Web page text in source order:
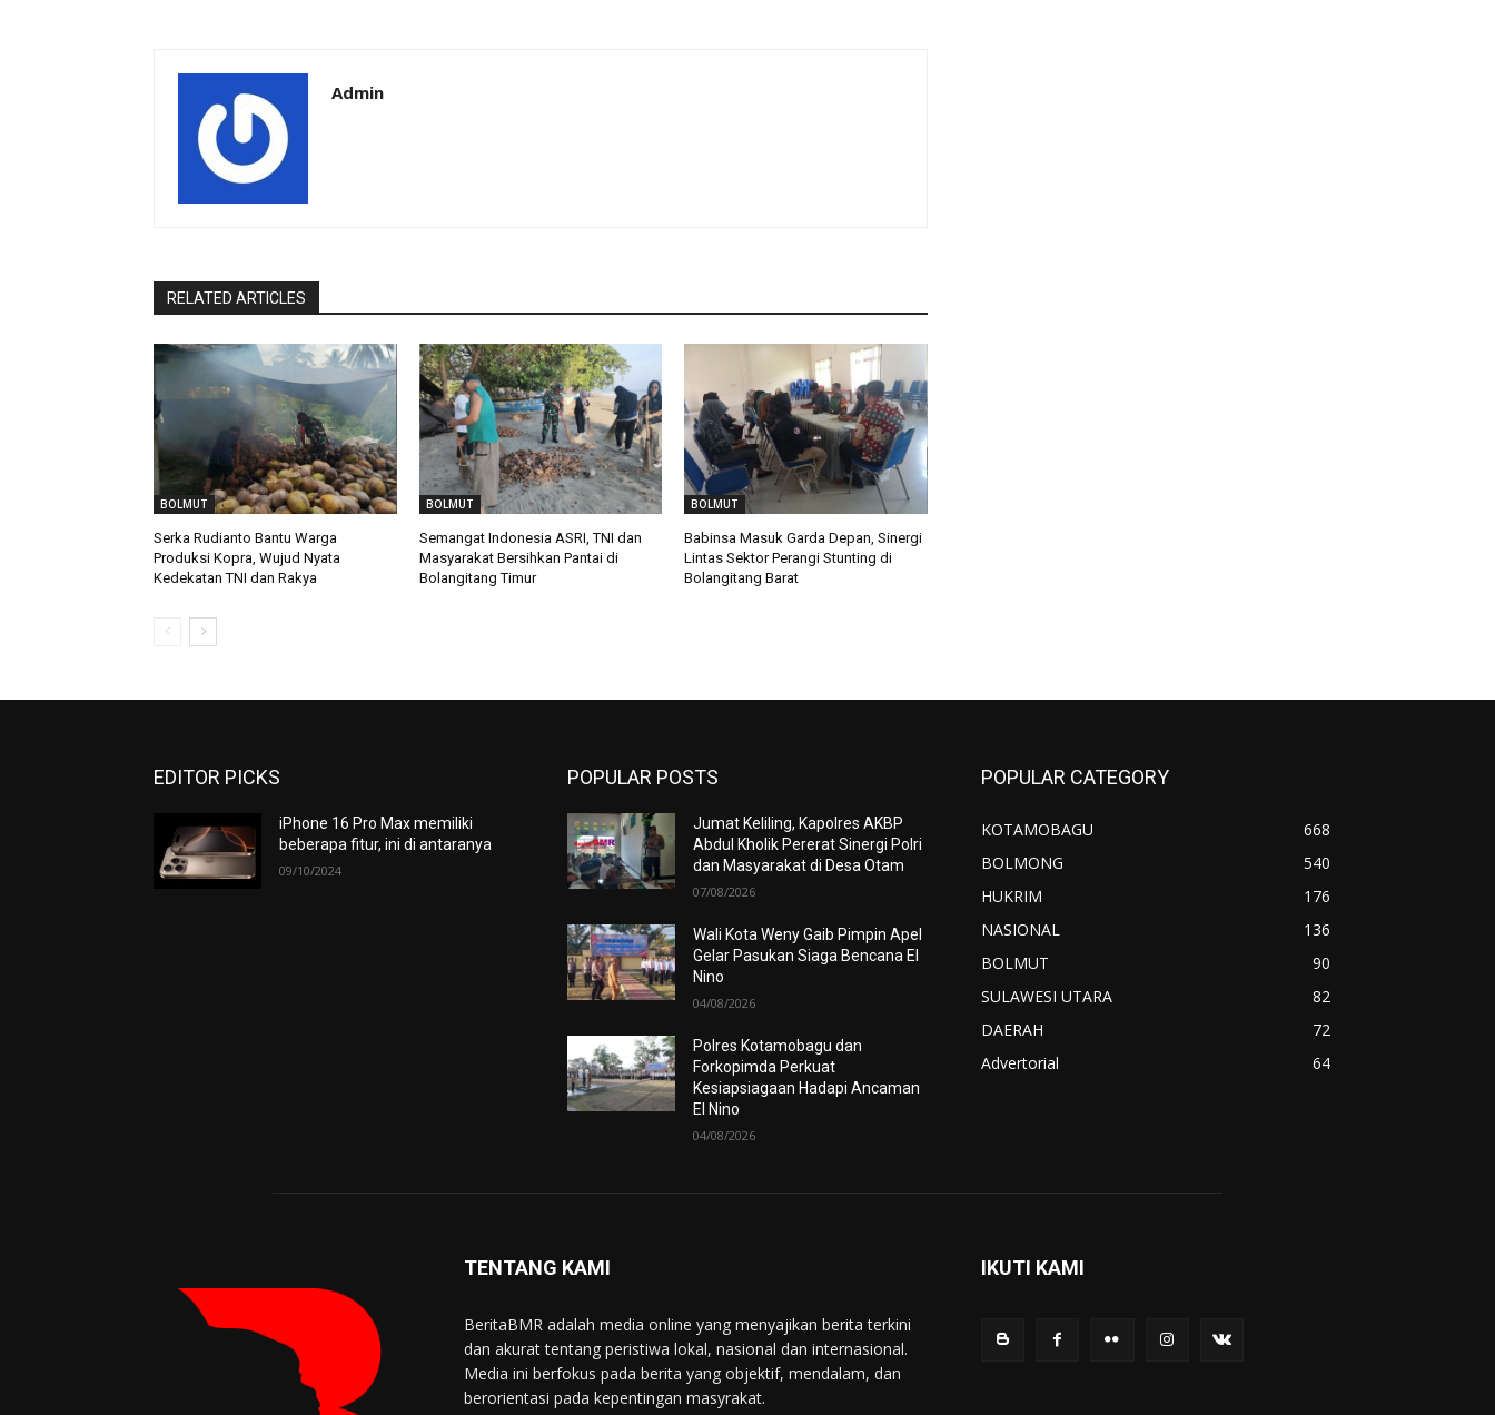
Admin
RELATED ARTICLES
BOLMUT
Serka Rudianto Bantu Warga
Produksi Kopra, Wujud Nyata
Kedekatan TNI dan Rakya
BOLMUT
Semangat Indonesia ASRI, TNI dan
Masyarakat Bersihkan Pantai di
Bolangitang Timur
BOLMUT
Babinsa Masuk Garda Depan, Sinergi
Lintas Sektor Perangi Stunting di
Bolangitang Barat
EDITOR PICKS
iPhone 16 Pro Max memiliki
beberapa fitur, ini di antaranya
09/10/2024
POPULAR POSTS
Jumat Keliling, Kapolres AKBP
Abdul Kholik Pererat Sinergi Polri
dan Masyarakat di Desa Otam
07/08/2026
Wali Kota Weny Gaib Pimpin Apel
Gelar Pasukan Siaga Bencana El
Nino
04/08/2026
Polres Kotamobagu dan
Forkopimda Perkuat
Kesiapsiagaan Hadapi Ancaman
El Nino
04/08/2026
POPULAR CATEGORY
KOTAMOBAGU
668
BOLMONG
540
HUKRIM
176
NASIONAL
136
BOLMUT
90
SULAWESI UTARA
82
DAERAH
72
Advertorial
64
TENTANG KAMI
BeritaBMR adalah media online yang menyajikan berita terkini
dan akurat tentang peristiwa lokal, nasional dan internasional.
Media ini berfokus pada berita yang objektif, mendalam, dan
berorientasi pada kepentingan masyrakat.
IKUTI KAMI